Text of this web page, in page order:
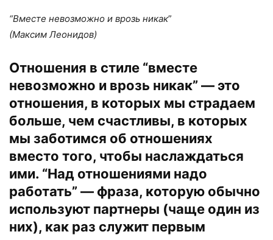
“Вместе невозможно и врозь никак”
(Максим Леонидов)
Отношения в стиле “вместе
невозможно и врозь никак” — это
отношения, в которых мы страдаем
больше, чем счастливы, в которых
мы заботимся об отношениях
вместо того, чтобы наслаждаться
ими. “Над отношениями надо
работать” — фраза, которую обычно
используют партнеры (чаще один из
них), как раз служит первым